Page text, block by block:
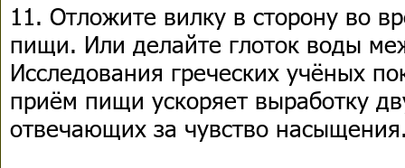
11. Отложите вилку в сторону во
пищи. Или делайте глоток воды
Исследования греческих учёных
приём пищи ускоряет выработку
отвечающих за чувство